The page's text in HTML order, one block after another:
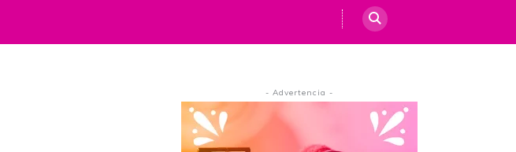
- Advertencia -